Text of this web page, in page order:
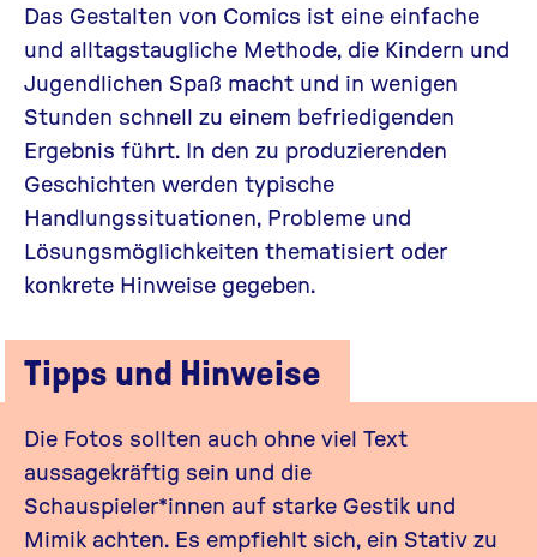
Das Gestalten von Comics ist eine einfache
und alltagstaugliche Methode, die Kindern und
Jugendlichen Spaß macht und in wenigen
Stunden schnell zu einem befriedigenden
Ergebnis führt. In den zu produzierenden
Geschichten werden typische
Handlungssituationen, Probleme und
Lösungsmöglichkeiten thematisiert oder
konkrete Hinweise gegeben.
Tipps und Hinweise
Die Fotos sollten auch ohne viel Text
aussagekräftig sein und die
Schauspieler*innen auf starke Gestik und
Mimik achten. Es empfiehlt sich, ein Stativ zu